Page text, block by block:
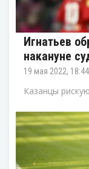
Игнатьев
накануне
19 мая 2022, 18:44
Казанцы